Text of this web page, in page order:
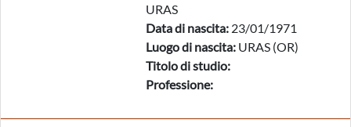
URAS
Data di nascita: 23/01/1971
Luogo di nascita: URAS (OR)
Titolo di studio:
Professione: